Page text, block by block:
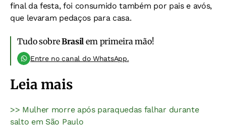
final da festa, foi consumido também por pais e avós,
que levaram pedaços para casa.
Tudo sobreBrasil em primeira mão!
Entre no canal do WhatsApp.
Leia mais
>> Mulher morre após paraquedas falhar durante
salto em São Paulo